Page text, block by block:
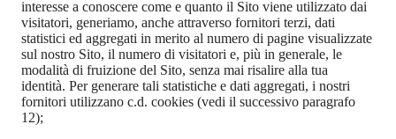
interesse a conoscere come e quanto il Sito viene utilizzato dai
visitatori, generiamo, anche attraverso fornitori terzi, dati
statistici ed aggregati in merito al numero di pagine visualizzate
sul nostro Sito, il numero di visitatori e, più in generale, le
modalità di fruizione del Sito, senza mai risalire alla tua
identità. Per generare tali statistiche e dati aggregati, i nostri
fornitori utilizzano c.d. cookies (vedi il successivo paragrafo
12);